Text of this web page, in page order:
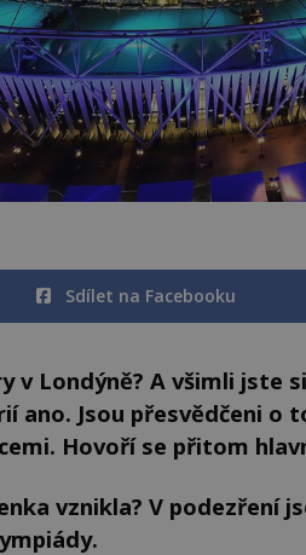
Sdílet na Facebooku
v Londýně? A všimli jste
ano. Jsou přesvědčeni o
Hovoří se přitom
vznikla? V podezření